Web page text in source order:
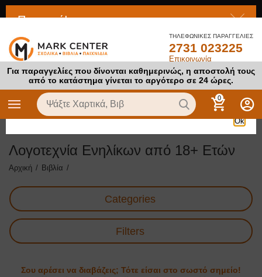
ΤΗΛΕΦΩΝΙΚΕΣ ΠΑΡΑΓΓΕΛΙΕΣ
2731 023225
Επικοινωνία
Για παραγγελίες που δίνονται καθημερινώς, η αποστολή τους
από το κατάστημα γίνεται το αργότερο σε 24 ώρες.
0
Λογοτεχνία Ενηλίκων από 18+ Ετών
Αρχική / Βιβλία /
Categories
Filters
Σου αρέσει να διαβάζεις; Τότε είσαι στο σωστό σημείο!
Προσοχή!
Το προϊόν στο οποίο προσπαθείτε να αποκτήσετε πρόσβαση
είναι απενεργοποιημένο
Ok